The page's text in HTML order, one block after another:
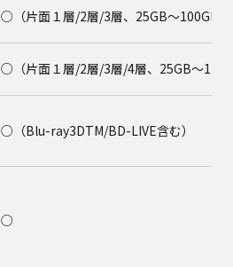
○（片面１層/2層/3層、25GB～100GB）
○（片面１層/2層/3層/4層、25GB～
○（Blu-ray3DTM/BD-LIVE含む）
○